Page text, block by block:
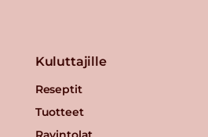
Kuluttajille
Reseptit
Tuotteet